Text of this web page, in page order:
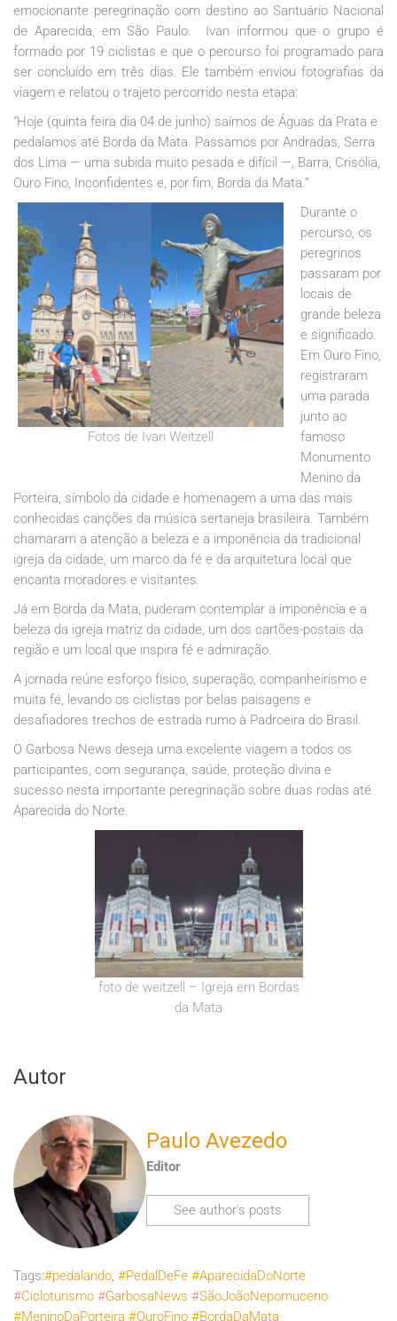
emocionante peregrinação com destino ao Santuário Nacional
de Aparecida, em São Paulo. Ivan informou que o grupo é
formado por 19 ciclistas e que o percurso foi programado para
ser concluído em três dias. Ele também enviou fotografias da
viagem e relatou o trajeto percorrido nesta etapa:
“Hoje (quinta feira dia 04 de junho) saímos de Águas da Prata e
pedalamos até Borda da Mata. Passamos por Andradas, Serra
dos Lima — uma subida muito pesada e difícil —, Barra, Crisólia,
Ouro Fino, Inconfidentes e, por fim, Borda da Mata.”
Fotos de Ivan Weitzell
Durante o
percurso, os
peregrinos
passaram por
locais de
grande beleza
e significado.
Em Ouro Fino,
registraram
uma parada
junto ao
famoso
Monumento
Menino da
Porteira, símbolo da cidade e homenagem a uma das mais
conhecidas canções da música sertaneja brasileira. Também
chamaram a atenção a beleza e a imponência da tradicional
igreja da cidade, um marco da fé e da arquitetura local que
encanta moradores e visitantes.
Já em Borda da Mata, puderam contemplar a imponência e a
beleza da igreja matriz da cidade, um dos cartões-postais da
região e um local que inspira fé e admiração.
A jornada reúne esforço físico, superação, companheirismo e
muita fé, levando os ciclistas por belas paisagens e
desafiadores trechos de estrada rumo à Padroeira do Brasil.
O Garbosa News deseja uma excelente viagem a todos os
participantes, com segurança, saúde, proteção divina e
sucesso nesta importante peregrinação sobre duas rodas até
Aparecida do Norte.
foto de weitzell – Igreja em Bordas
da Mata
Autor
Paulo Avezedo
Editor
See author's posts
Tags:#pedalando, #PedalDeFe #AparecidaDoNorte
#Cicloturismo #GarbosaNews #SãoJoãoNepomuceno
#MeninoDaPorteira #OuroFino #BordaDaMata